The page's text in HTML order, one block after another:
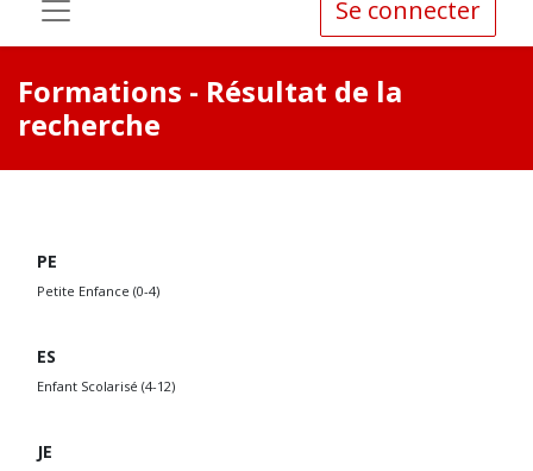
Se connecter
Formations - Résultat de la
recherche
PE
Petite Enfance (0-4)
ES
Enfant Scolarisé (4-12)
JE